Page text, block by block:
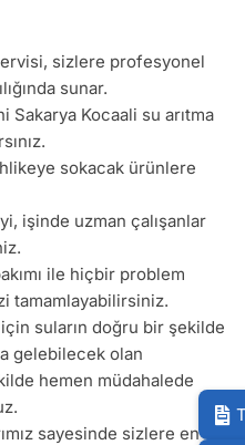
sizlere profesyonel
sunar.
Kocaali su arıtma
sokacak ürünlere
işinde uzman çalışanlar
ile hiçbir problem
tamamlayabilirsiniz.
suların doğru bir şekilde
gelebilecek olan
hemen müdahalede
sayesinde sizlere en